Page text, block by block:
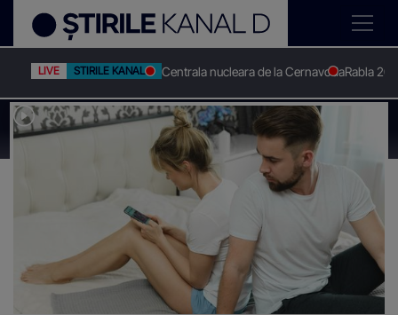
LIVE STIRILE KANAL D Centrala nucleara de la CernavodaRabla
Stirile Kanal D Cupluri
Știri despre"Cupluri"